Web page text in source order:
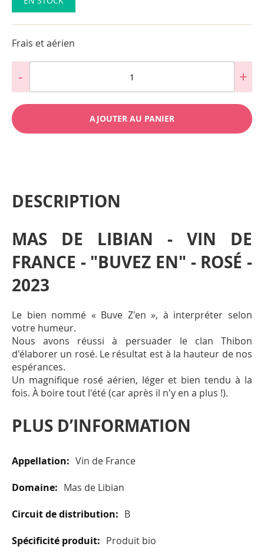
Frais et aérien
AJOUTER AU PANIER
DESCRIPTION
MAS DE LIBIAN - VIN DE
FRANCE - "BUVEZ EN" - ROSÉ -
2023
Le bien nommé « Buve Z'en », à interpréter selon
votre humeur.
Nous avons réussi à persuader le clan Thibon
d'élaborer un rosé. Le résultat est à la hauteur de nos
espérances.
Un magnifique rosé aérien, léger et bien tendu à la
fois. À boire tout l'été (car après il n'y en a plus !).
PLUS D’INFORMATION
Plus
d’information
Vin de France
Mas de Libian
B
Produit bio